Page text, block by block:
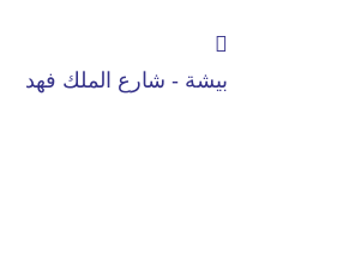
بيشة - شارع الملك فهد